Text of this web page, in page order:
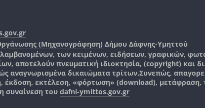
(Μηχανογράφηση) Δήμου Δάφνης-Υμηττού
των κειμένων, ειδήσεων, γραφικών,
αποτελούν πνευματική ιδιοκτησία, (copyright) και
αναγνωρισμένα δικαιώματα τρίτων.Συνεπώς,
εκτέλεση, «φόρτωση» (download), μετάφραση,
συναίνεση του dafni-ymittos.gov.gr